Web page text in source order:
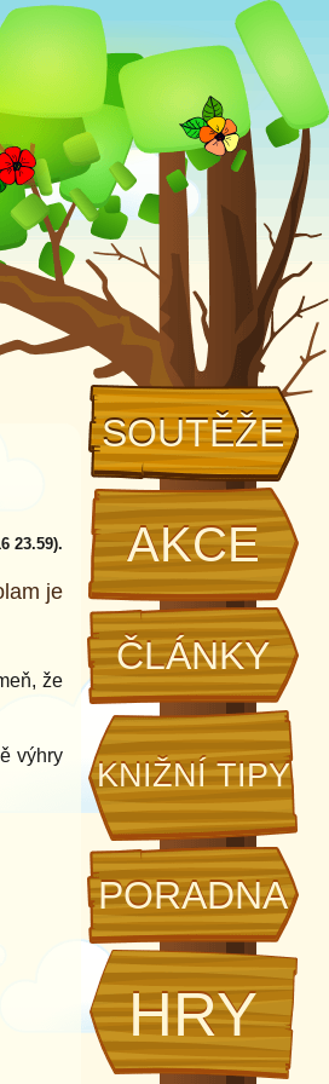
SOUTĚŽE
AKCE
ČLÁNKY
KNIŽNÍ TIPY
PORADNA
HRY
23.59).
je
že
výhry